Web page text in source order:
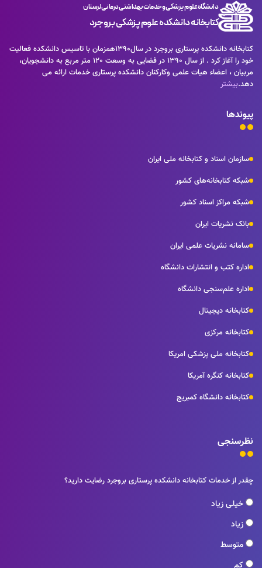
دانشگاه علوم پزشکی و خدمات بهداشتی درمانی لرستان
کتابخانه دانشکده علوم پزشکی بروجرد
كتابخانه دانشكده پرستاری بروجرد در سال1390همزمان با تاسيس دانشكده فعاليت
خود را آغاز كرد . از سال 1390 در فضايی به وسعت 120 متر مربع به دانشجويان،
مربيان ، اعضاء هيات علمی وكاركنان دانشكده پرستاری خدمات ارائه می
دهد.بیشتر
پیوندها
سازمان اسناد و کتابخانه ملی ایران
شبکه کتابخانه‌های کشور
شبکه مراکز اسناد کشور
بانک نشریات ایران
سامانه نشریات علمی ایران
اداره کتب و انتشارات دانشگاه
اداره علم‌سنجی دانشگاه
کتابخانه دیجیتال
کتابخانه مرکزی
کتابخانه ملی پزشکی امریکا
کتابخانه کنگره آمریکا
کتابخانه دانشگاه کمبریج
نظرسنجی
چقدر از خدمات کتابخانه دانشکده پرستاری بروجرد رضایت دارید؟
خیلی زیاد
زیاد
متوسط